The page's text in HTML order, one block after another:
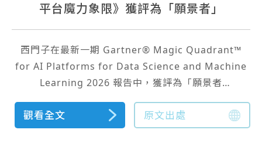
平台魔力象限》獲評為「願景者」
西門子在最新一期 Gartner® Magic Quadrant™
for AI Platforms for Data Science and Machine
Learning 2026 報告中，獲評為「願景者
（Visionary）」。
觀看全文 原文出處